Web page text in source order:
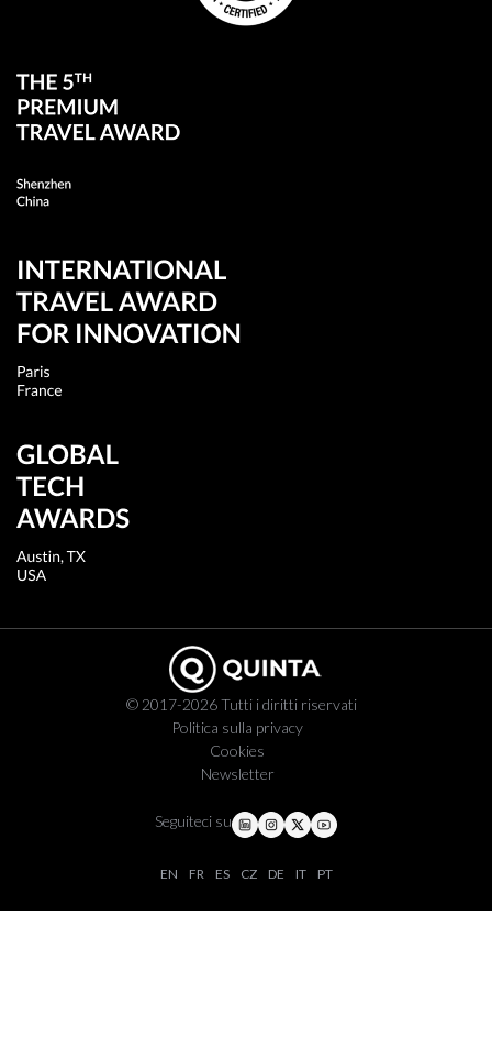
© 2017-2026 Tutti i diritti riservati
Politica sulla privacy
Cookies
Newsletter
Seguiteci su
EN FR ES CZ DE IT PT